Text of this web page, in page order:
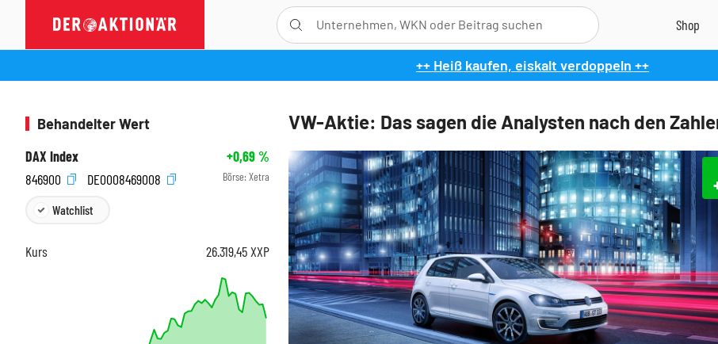
++ Heiß kaufen, eiskalt verdoppeln ++
VW-Aktie: Das sagen die Analysten nach den
Behandelter Wert
DAX Index
+0,69%
846900
DE0008469008 Börse: Xetra
Watchlist
Kurs 26.319,45XXP